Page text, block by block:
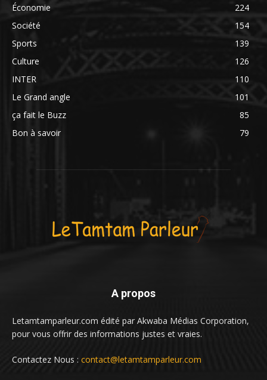
Économie
224
Société
154
Sports
139
Culture
126
INTER
110
Le Grand angle
101
ça fait le Buzz
85
Bon à savoir
79
A propos
Letamtamparleur.com édité par Akwaba Médias Corporation,
pour vous offrir des informations justes et vraies.
Contactez Nous : contact@letamtamparleur.com